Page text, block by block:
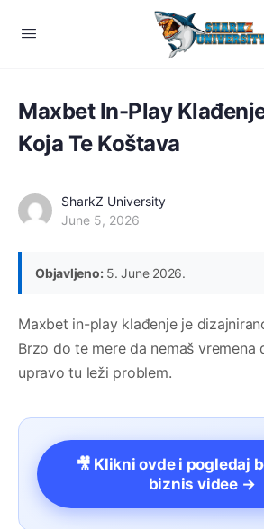
Maxbet In-Play
Koja Te Koštava
SharkZ University
June 5, 2026
Objavljeno:5. June 2026.
Maxbet in-play klađenje je
Brzo do te mere da nemaš vremena
upravo tu leži problem.
🎥 Klikni ovde i pogledaj
biznis videe →